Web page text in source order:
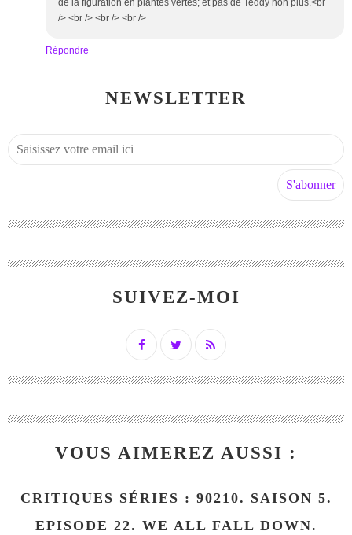
de la figuration en plantes vertes; et pas de Teddy non plus.<br
/> <br /> <br /> <br />
Répondre
NEWSLETTER
SUIVEZ-MOI
VOUS AIMEREZ AUSSI :
CRITIQUES SÉRIES : 90210. SAISON 5.
EPISODE 22. WE ALL FALL DOWN.